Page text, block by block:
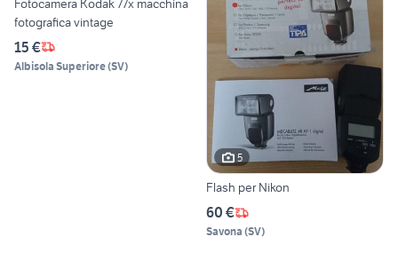
Fotocamera Kodak 77x macchina
fotografica vintage
15 €
Albisola Superiore(SV)
5
Flash per Nikon
60 €
Savona (SV)